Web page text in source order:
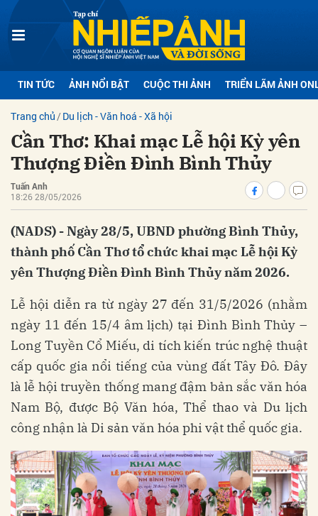
TIN TỨC ẢNH NỔI BẬT CUỘC THI ẢNH TRIỂN LÃM ẢNH
Trang chủ Du lịch - Văn hoá - Xã hội
Cần Thơ: Khai mạc Lễ hội Kỳ yên
Thượng Điền Đình Bình Thủy
Tuấn Anh
18:26 28/05/2026
(NADS) - Ngày 28/5, UBND phường Bình Thủy,
thành phố Cần Thơ tổ chức khai mạc Lễ hội Kỳ
yên Thượng Điền Đình Bình Thủy năm 2026.
Lễ hội diễn ra từ ngày 27 đến 31/5/2026 (nhằm
ngày 11 đến 15/4 âm lịch) tại Đình Bình Thủy –
Long Tuyền Cổ Miếu, di tích kiến trúc nghệ thuật
cấp quốc gia nổi tiếng của vùng đất Tây Đô. Đây
là lễ hội truyền thống mang đậm bản sắc văn hóa
Nam Bộ, được Bộ Văn hóa, Thể thao và Du lịch
công nhận là Di sản văn hóa phi vật thể quốc gia.
luận
Hủy